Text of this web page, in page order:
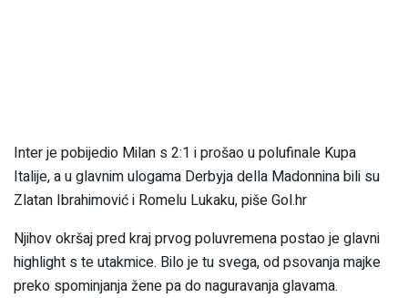
Inter je pobijedio Milan s 2:1 i prošao u polufinale Kupa
Italije, a u glavnim ulogama Derbyja della Madonnina bili su
Zlatan Ibrahimović i Romelu Lukaku, piše Gol.hr
Njihov okršaj pred kraj prvog poluvremena postao je glavni
highlight s te utakmice. Bilo je tu svega, od psovanja majke
preko spominjanja žene pa do naguravanja glavama.